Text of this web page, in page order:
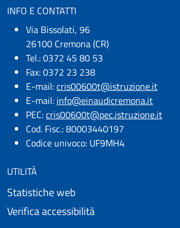
INFO E CONTATTI
Via Bissolati, 96
26100 Cremona (CR)
Tel.: 0372 45 80 53
Fax: 0372 23 238
E-mail:cris00600t@istruzione.it
E-mail:​ info@einaudicremona.it
PEC:cris00600t@pec.istruzione.it
Cod. Fisc.: 80003440197
Codice univoco: UF9MH4
UTILITÀ
Statistiche web
Verifica accessibilità